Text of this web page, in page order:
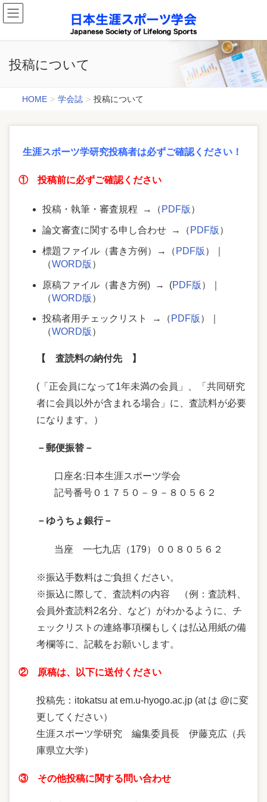
投稿について
HOME 学会誌 投稿について
生涯スポーツ学研究投稿者は必ずご確認ください！
① 投稿前に必ずご確認ください
投稿・執筆・審査規程 →（ PDF版 ）
論文審査に関する申し合わせ →（ PDF版 ）
標題ファイル（書き方例）→（ PDF版 ）｜
（WORD版 ）
原稿ファイル（書き方例) → (PDF版 ）｜
（WORD版 ）
投稿者用チェックリスト →（ PDF版 ）｜
（WORD版 ）
【 査読料の納付先 】
(「正会員になって1年未満の会員」、「共同研究
者に会員以外が含まれる場合」に、査読料が必要
になります。）
－郵便振替－
口座名:日本生涯スポーツ学会
記号番号０１７５０－９－８０５６２
－ゆうちょ銀行－
当座 一七九店（179）００８０５６２
※振込手数料はご負担ください。
※振込に際して、査読料の内容 （例：査読料、
会員外査読料2名分、など）がわかるように、チ
ェックリストの連絡事項欄もしくは払込用紙の備
考欄等に、記載をお願いします。
② 原稿は、以下に送付ください
投稿先：itokatsu at em.u-hyogo.ac.jp (at は @に変
更してください）
生涯スポーツ学研究 編集委員長 伊藤克広（兵
庫県立大学）
③ その他投稿に関する問い合わせ